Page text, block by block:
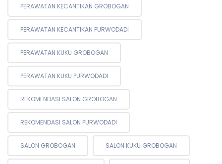
PERAWATAN KECANTIKAN GROBOGAN
PERAWATAN KECANTIKAN PURWODADI
PERAWATAN KUKU GROBOGAN
PERAWATAN KUKU PURWODADI
REKOMENDASI SALON GROBOGAN
REKOMENDASI SALON PURWODADI
SALON GROBOGAN SALON KUKU GROBOGAN